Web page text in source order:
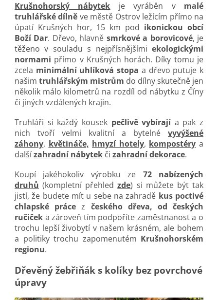
Krušnohorský nábytek je vyráběn vmalé
truhlářské dílně ve městě Ostrov ležícím přímo na
úpatí Krušných hor, 15 km pod ikonickou obcí
Boží Dar. Dřevo, hlavně smrkové a borovicové, je
těženo v souladu s nejpřísnějšími ekologickými
normami přímo v Krušných horách. Díky tomu je
zcela minimální uhlíková stopa a dřevo putuje k
našim truhlářským mistrům do dílny skutečně jen
několik málo kilometrů na rozdíl od nábytku z Číny
či jiných vzdálených krajin.
Truhláři si každý kousek pečlivě vybírajía pak z
nich tvoří velmi kvalitní a bytelné vyvýšené
záhony, květináče, hmyzí hotely, kompostéry a
dalšízahradní nábytek či zahradní dekorace.
Koupí jakéhokoliv výrobku ze 72 nabízených
druhů (kompletní přehledzde) si můžete být tak
jistí, že budete mít u sebe na zahradě kus poctivé
chlapské práce z českého dřeva, od českých
ručiček a zároveň tím podpoříte zaměstnanost a o
trochu lepší živobytí v našem krásném, ale bohem
a politiky trochu zapomenutém Krušnohorském
regionu.
Dřevěný žebřiňák s kolíky bez povrchové
úpravy